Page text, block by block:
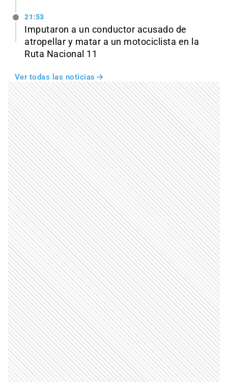
21:53
Imputaron a un conductor acusado de
atropellar y matar a un motociclista en la
Ruta Nacional 11
Ver todas las noticias